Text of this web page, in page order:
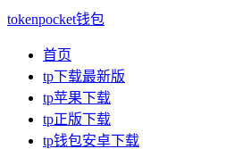
tokenpocket钱包
首页
tp下载最新版
tp苹果下载
tp正版下载
tp钱包安卓下载